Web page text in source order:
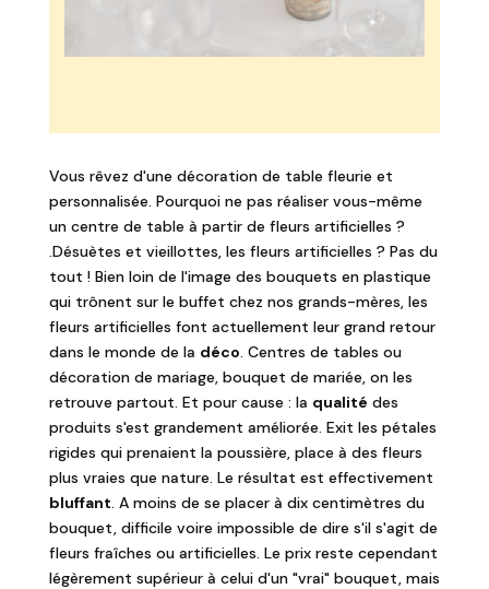
Vous rêvez d'une décoration de table fleurie et
personnalisée. Pourquoi ne pas réaliser vous-même
un centre de table à partir de fleurs artificielles ?
.Désuètes et vieillottes, les fleurs artificielles ? Pas du
tout ! Bien loin de l'image des bouquets en plastique
qui trônent sur le buffet chez nos grands-mères, les
fleurs artificielles font actuellement leur grand retour
dans le monde de la déco. Centres de tables ou
décoration de mariage, bouquet de mariée, on les
retrouve partout. Et pour cause : la qualité des
produits s'est grandement améliorée. Exit les pétales
rigides qui prenaient la poussière, place à des fleurs
plus vraies que nature. Le résultat est effectivement
bluffant. A moins de se placer à dix centimètres du
bouquet, difficile voire impossible de dire s'il s'agit de
fleurs fraîches ou artificielles. Le prix reste cependant
légèrement supérieur à celui d'un "vrai" bouquet, mais